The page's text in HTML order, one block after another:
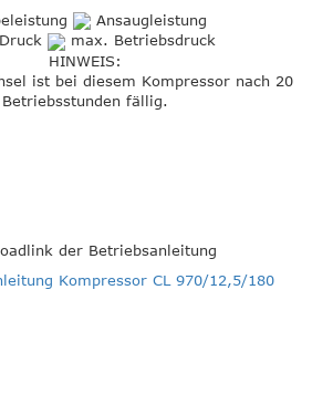
Ansaugleistung
max. Betriebsdruck
HINWEIS:
ist bei diesem Kompressor nach 20
Betriebsstunden fällig.
der Betriebsanleitung
Kompressor CL 970/12,5/180